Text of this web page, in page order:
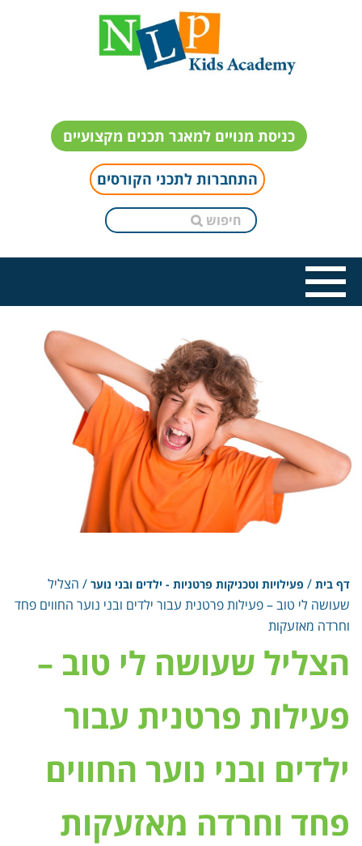
כניסת מנויים למאגר תכנים מקצועיים
התחברות לתכני הקורסים
דף בית / פעילויות וטכניקות פרטניות - ילדים ובני נוער / הצליל
שעושה לי טוב – פעילות פרטנית עבור ילדים ובני נוער החווים פחד
וחרדה מאזעקות
הצליל שעושה לי טוב –
פעילות פרטנית עבור
ילדים ובני נוער החווים
פחד וחרדה מאזעקות